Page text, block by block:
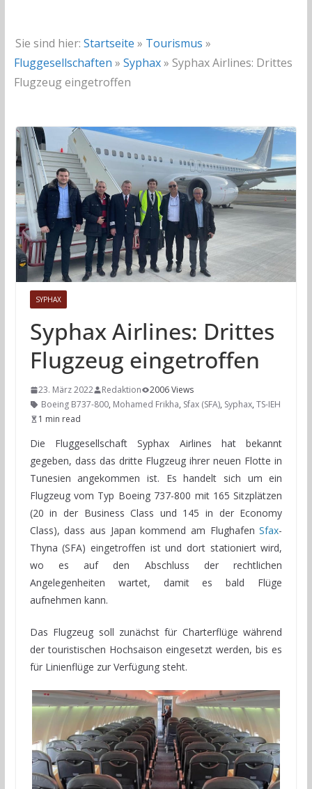
Sie sind hier: Startseite » Tourismus »
Fluggesellschaften » Syphax» Syphax Airlines: Drittes
Flugzeug eingetroffen
SYPHAX
Syphax Airlines: Drittes
Flugzeug eingetroffen
23. März 2022 Redaktion
2006 Views
Boeing B737-800, Mohamed Frikha, Sfax (SFA), Syphax, TS-IEH
1 min read
Die Fluggesellschaft Syphax Airlines hat bekannt
gegeben, dass das dritte Flugzeug ihrer neuen Flotte in
Tunesien angekommen ist. Es handelt sich um ein
Flugzeug vom Typ Boeing 737-800 mit 165 Sitzplätzen
(20 in der Business Class und 145 in der Economy
Class), dass aus Japan kommend am FlughafenSfax-
Thyna (SFA) eingetroffen ist und dort stationiert wird,
wo es auf den Abschluss der rechtlichen
Angelegenheiten wartet, damit es bald Flüge
aufnehmen kann.
Das Flugzeug soll zunächst für Charterflüge während
der touristischen Hochsaison eingesetzt werden, bis es
für Linienflüge zur Verfügung steht.